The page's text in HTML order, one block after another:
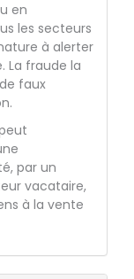
en
les secteurs
à alerter
La fraude la
faux
par un
vacataire,
à la vente